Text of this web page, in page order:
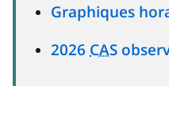
Graphiques
2026 CAS